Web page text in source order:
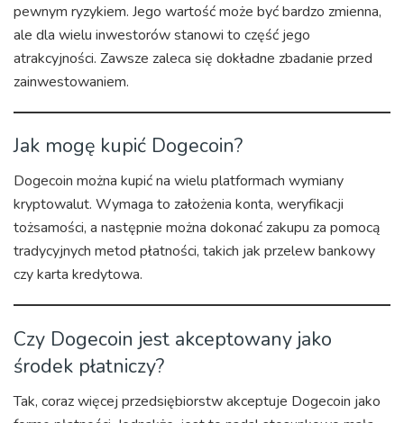
pewnym ryzykiem. Jego wartość może być bardzo zmienna,
ale dla wielu inwestorów stanowi to część jego
atrakcyjności. Zawsze zaleca się dokładne zbadanie przed
zainwestowaniem.
Jak mogę kupić Dogecoin?
Dogecoin można kupić na wielu platformach wymiany
kryptowalut. Wymaga to założenia konta, weryfikacji
tożsamości, a następnie można dokonać zakupu za pomocą
tradycyjnych metod płatności, takich jak przelew bankowy
czy karta kredytowa.
Czy Dogecoin jest akceptowany jako
środek płatniczy?
Tak, coraz więcej przedsiębiorstw akceptuje Dogecoin jako